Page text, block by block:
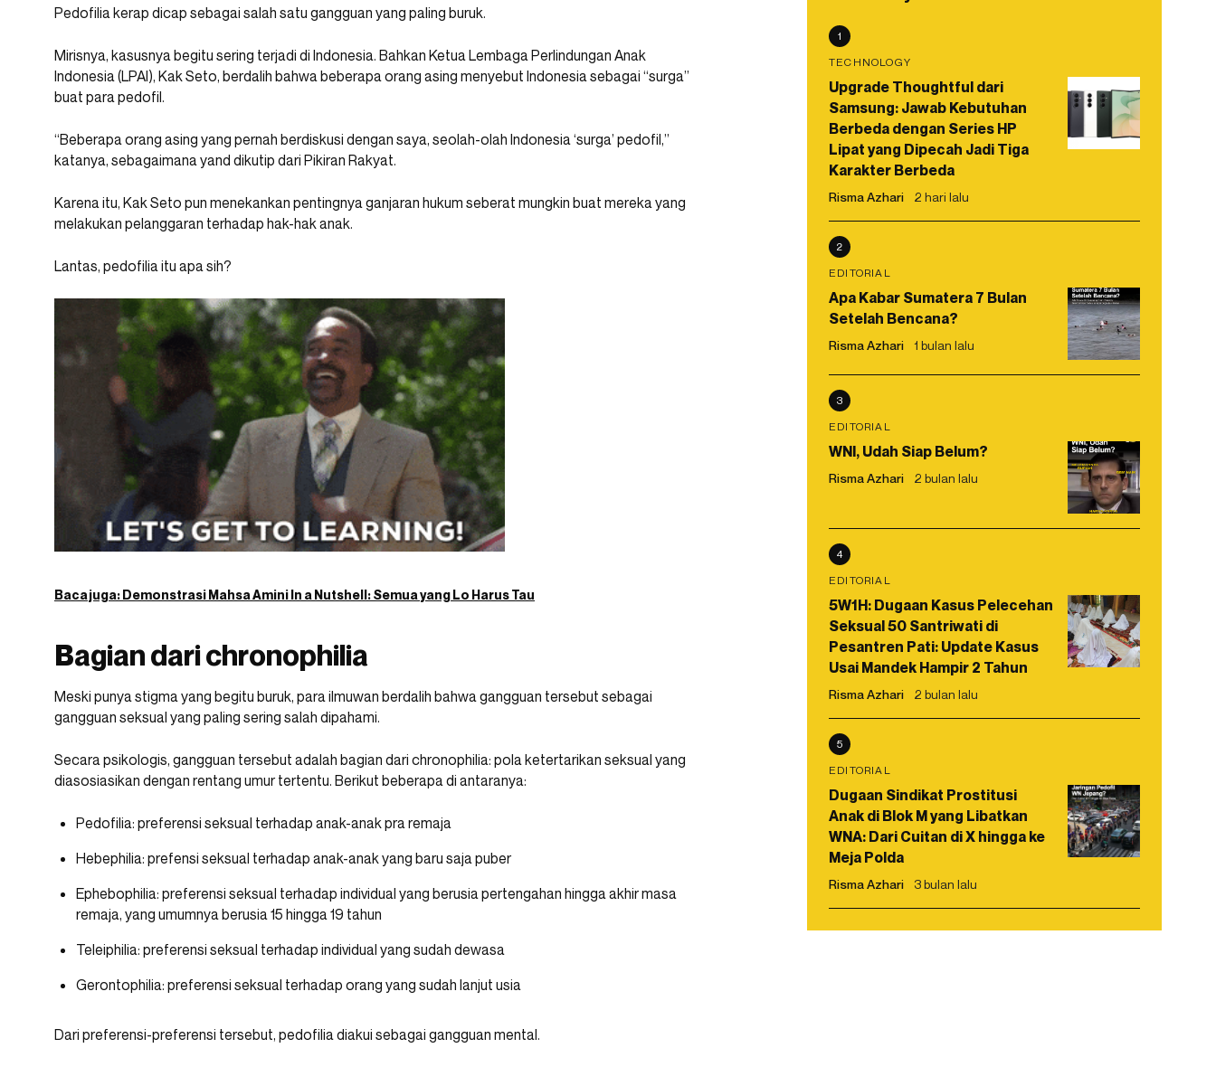
Pedofilia kerap dicap sebagai salah satu gangguan yang paling buruk.
Mirisnya, kasusnya begitu sering terjadi di Indonesia. Bahkan Ketua Lembaga Perlindungan Anak
Indonesia (LPAI), Kak Seto, berdalih bahwa beberapa orang asing menyebut Indonesia sebagai “surga”
buat para pedofil.
“Beberapa orang asing yang pernah berdiskusi dengan saya, seolah-olah Indonesia ‘surga’ pedofil,”
katanya, sebagaimana yand dikutip dari Pikiran Rakyat.
Karena itu, Kak Seto pun menekankan pentingnya ganjaran hukum seberat mungkin buat mereka yang
melakukan pelanggaran terhadap hak-hak anak.
Lantas, pedofilia itu apa sih?
Baca juga:Demonstrasi Mahsa Amini In a Nutshell: Semua yang Lo Harus Tau
Bagian dari chronophilia
Meski punya stigma yang begitu buruk, para ilmuwan berdalih bahwa gangguan tersebut sebagai
gangguan seksual yang paling sering salah dipahami.
Secara psikologis, gangguan tersebut adalah bagian dari chronophilia: pola ketertarikan seksual yang
diasosiasikan dengan rentang umur tertentu. Berikut beberapa di antaranya:
Pedofilia: preferensi seksual terhadap anak-anak pra remaja
Hebephilia: prefensi seksual terhadap anak-anak yang baru saja puber
Ephebophilia: preferensi seksual terhadap individual yang berusia pertengahan hingga akhir masa
remaja, yang umumnya berusia 15 hingga 19 tahun
Teleiphilia: preferensi seksual terhadap individual yang sudah dewasa
Gerontophilia: preferensi seksual terhadap orang yang sudah lanjut usia
Dari preferensi-preferensi tersebut, pedofilia diakui sebagai gangguan mental.
1
TECHNOLOGY
Upgrade Thoughtful dari
Samsung: Jawab Kebutuhan
Berbeda dengan Series HP
Lipat yang Dipecah Jadi Tiga
Karakter Berbeda
Risma Azhari 2 hari lalu
2
EDITORIAL
Apa Kabar Sumatera 7 Bulan
Setelah Bencana?
Risma Azhari 1 bulan lalu
3
EDITORIAL
WNI, Udah Siap Belum?
Risma Azhari 2 bulan lalu
4
EDITORIAL
5W1H: Dugaan Kasus Pelecehan
Seksual 50 Santriwati di
Pesantren Pati: Update Kasus
Usai Mandek Hampir 2 Tahun
Risma Azhari 2 bulan lalu
5
EDITORIAL
Dugaan Sindikat Prostitusi
Anak di Blok M yang Libatkan
WNA: Dari Cuitan di X hingga ke
Meja Polda
Risma Azhari 3 bulan lalu